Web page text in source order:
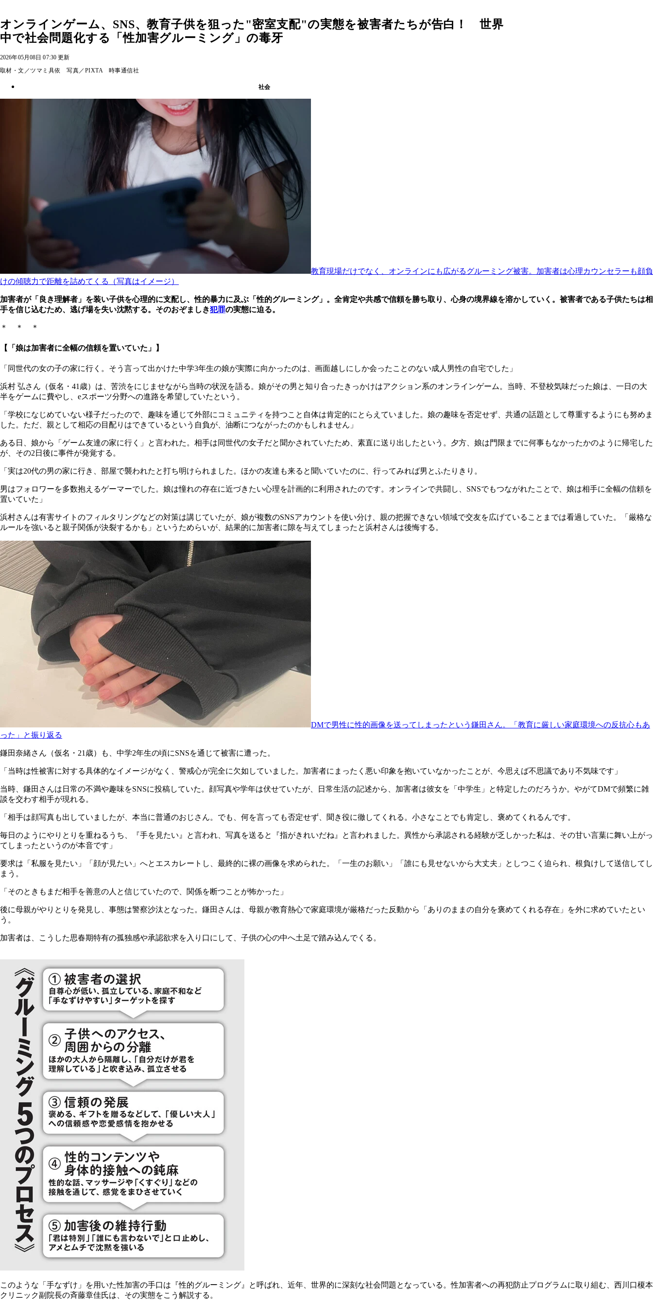
オンラインゲーム、SNS、教育子供を狙った"密室支配"の実態を被害者たちが告白！ 世界
中で社会問題化する「性加害グルーミング」の毒牙
2026年05月08日 07:30 更新
取材・文／ツマミ具依 写真／PIXTA 時事通信社
社会
教育現場だけでなく、オンラインにも広がるグルーミング被害。加害者は心理カウンセラーも顔負
けの傾聴力で距離を詰めてくる（写真はイメージ）
加害者が「良き理解者」を装い子供を心理的に支配し、性的暴力に及ぶ「性的グルーミング」。全肯定や共感で信頼を勝ち取り、心身の境界線を溶かしていく。被害者である子供たちは相
手を信じ込むため、逃げ場を失い沈黙する。そのおぞましき犯罪の実態に迫る。
＊ ＊ ＊
【「娘は加害者に全幅の信頼を置いていた」】
「同世代の女の子の家に行く。そう言って出かけた中学3年生の娘が実際に向かったのは、画面越しにしか会ったことのない成人男性の自宅でした」
浜村 弘さん（仮名・41歳）は、苦渋をにじませながら当時の状況を語る。娘がその男と知り合ったきっかけはアクション系のオンラインゲーム。当時、不登校気味だった娘は、一日の大
半をゲームに費やし、eスポーツ分野への進路を希望していたという。
「学校になじめていない様子だったので、趣味を通じて外部にコミュニティを持つこと自体は肯定的にとらえていました。娘の趣味を否定せず、共通の話題として尊重するようにも努めま
した。ただ、親として相応の目配りはできているという自負が、油断につながったのかもしれません」
ある日、娘から「ゲーム友達の家に行く」と言われた。相手は同世代の女子だと聞かされていたため、素直に送り出したという。夕方、娘は門限までに何事もなかったかのように帰宅した
が、その2日後に事件が発覚する。
「実は20代の男の家に行き、部屋で襲われたと打ち明けられました。ほかの友達も来ると聞いていたのに、行ってみれば男とふたりきり。
男はフォロワーを多数抱えるゲーマーでした。娘は憧れの存在に近づきたい心理を計画的に利用されたのです。オンラインで共闘し、SNSでもつながれたことで、娘は相手に全幅の信頼を
置いていた」
浜村さんは有害サイトのフィルタリングなどの対策は講じていたが、娘が複数のSNSアカウントを使い分け、親の把握できない領域で交友を広げていることまでは看過していた。「厳格な
ルールを強いると親子関係が決裂するかも」というためらいが、結果的に加害者に隙を与えてしまったと浜村さんは後悔する。
DMで男性に性的画像を送ってしまったという鎌田さん。「教育に厳しい家庭環境への反抗心もあ
った」と振り返る
鎌田奈緒さん（仮名・21歳）も、中学2年生の頃にSNSを通じて被害に遭った。
「当時は性被害に対する具体的なイメージがなく、警戒心が完全に欠如していました。加害者にまったく悪い印象を抱いていなかったことが、今思えば不思議であり不気味です」
当時、鎌田さんは日常の不満や趣味をSNSに投稿していた。顔写真や学年は伏せていたが、日常生活の記述から、加害者は彼女を「中学生」と特定したのだろうか。やがてDMで頻繁に雑
談を交わす相手が現れる。
「相手は顔写真も出していましたが、本当に普通のおじさん。でも、何を言っても否定せず、聞き役に徹してくれる。小さなことでも肯定し、褒めてくれるんです。
毎日のようにやりとりを重ねるうち、『手を見たい』と言われ、写真を送ると『指がきれいだね』と言われました。異性から承認される経験が乏しかった私は、その甘い言葉に舞い上がっ
てしまったというのが本音です」
要求は「私服を見たい」「顔が見たい」へとエスカレートし、最終的に裸の画像を求められた。「一生のお願い」「誰にも見せないから大丈夫」としつこく迫られ、根負けして送信してし
まう。
「そのときもまだ相手を善意の人と信じていたので、関係を断つことが怖かった」
後に母親がやりとりを発見し、事態は警察沙汰となった。鎌田さんは、母親が教育熱心で家庭環境が厳格だった反動から「ありのままの自分を褒めてくれる存在」を外に求めていたとい
う。
加害者は、こうした思春期特有の孤独感や承認欲求を入り口にして、子供の心の中へ土足で踏み込んでくる。
このような「手なずけ」を用いた性加害の手口は『性的グルーミング』と呼ばれ、近年、世界的に深刻な社会問題となっている。性加害者への再犯防止プログラムに取り組む、西川口榎本
クリニック副院長の斉藤章佳氏は、その実態をこう解説する。